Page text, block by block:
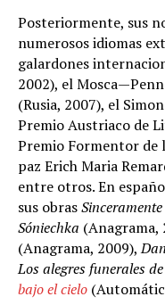
Posteriormente, sus
numerosos idiomas
galardones
2002), el
(Rusia, 2007), el
Premio Austriaco de
Premio Formentor de
paz Erich Maria
entre otros. En
sus obras
Sóniechka (Anagrama,
(Anagrama, 2009),
Los alegres funerales
bajo el cielo